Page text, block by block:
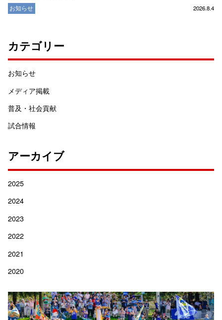
お知らせ 2026.8.4
カテゴリー
お知らせ
メディア掲載
普及・社会貢献
試合情報
アーカイブ
2025
2024
2023
2022
2021
2020